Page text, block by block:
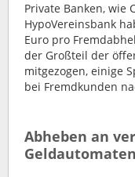
Private Banken, wie
HypoVereinsbank
Euro pro
der Großteil der
mitgezogen, einige
bei Fremdkunden
Abheben an